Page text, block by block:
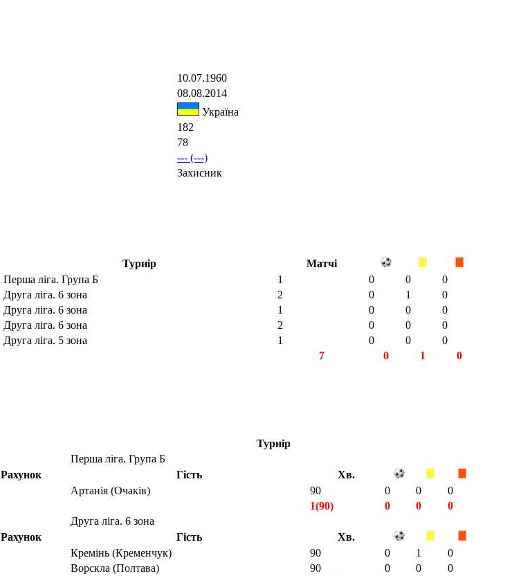
10.07.1960
08.08.2014
Україна
182
78
--- (---)
Захисник
Турнір
Матчі
Перша ліга. Група Б 1 0 0
0
Друга ліга. 6 зона 2 0 1
0
Друга ліга. 6 зона 1 0 0
0
Друга ліга. 6 зона 2 0 0
0
Друга ліга. 5 зона 1 0 0
0
7 0 1 0
Турнір
Перша ліга. Група Б
Рахунок Гість
Хв.
Артанія (Очаків) 90 0 0
0
1(90) 0 0
0
Друга ліга. 6 зона
Рахунок Гість
Хв.
Кремінь (Кременчук) 90 0 1
0
Ворскла (Полтава) 90 0 0
0